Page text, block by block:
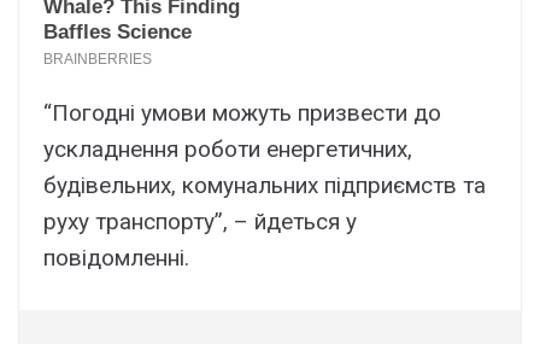
“Погодні умови можуть призвести до
ускладнення роботи енергетичних,
будівельних, комунальних підприємств та
руху транспорту”, – йдеться у
повідомленні.